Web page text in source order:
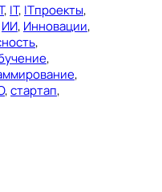
, IT, ITпроекты
ИИ, Инновации
, стартап